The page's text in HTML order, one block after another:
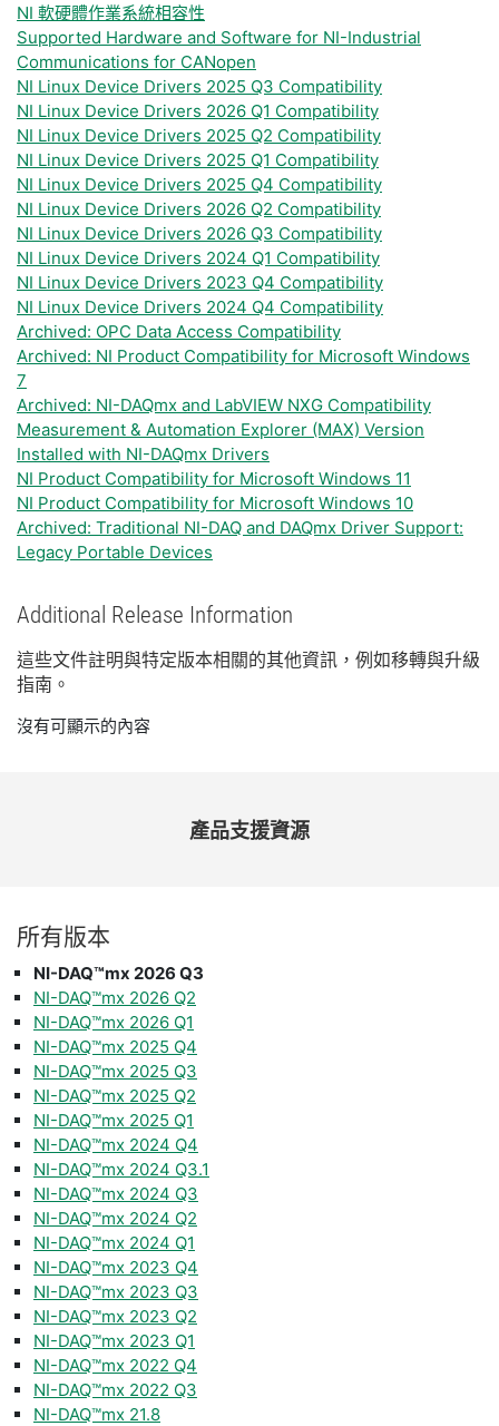
NI 軟硬體作業系統相容性
Supported Hardware and Software for NI-Industrial
Communications for CANopen
NI Linux Device Drivers 2025 Q3 Compatibility
NI Linux Device Drivers 2026 Q1 Compatibility
NI Linux Device Drivers 2025 Q2 Compatibility
NI Linux Device Drivers 2025 Q1 Compatibility
NI Linux Device Drivers 2025 Q4 Compatibility
NI Linux Device Drivers 2026 Q2 Compatibility
NI Linux Device Drivers 2026 Q3 Compatibility
NI Linux Device Drivers 2024 Q1 Compatibility
NI Linux Device Drivers 2023 Q4 Compatibility
NI Linux Device Drivers 2024 Q4 Compatibility
Archived: OPC Data Access Compatibility
Archived: NI Product Compatibility for Microsoft Windows
7
Archived: NI-DAQmx and LabVIEW NXG Compatibility
Measurement & Automation Explorer (MAX) Version
Installed with NI-DAQmx Drivers
NI Product Compatibility for Microsoft Windows 11
NI Product Compatibility for Microsoft Windows 10
Archived: Traditional NI-DAQ and DAQmx Driver Support:
Legacy Portable Devices
Additional Release Information
這些文件註明與特定版本相關的其他資訊， 例如移轉與升級
指南。
沒有可顯示的內容
產品支援資源
所有版本
NI-DAQ™mx 2026 Q3
NI-DAQ™mx 2026 Q2
NI-DAQ™mx 2026 Q1
NI-DAQ™mx 2025 Q4
NI-DAQ™mx 2025 Q3
NI-DAQ™mx 2025 Q2
NI-DAQ™mx 2025 Q1
NI-DAQ™mx 2024 Q4
NI-DAQ™mx 2024 Q3.1
NI-DAQ™mx 2024 Q3
NI-DAQ™mx 2024 Q2
NI-DAQ™mx 2024 Q1
NI-DAQ™mx 2023 Q4
NI-DAQ™mx 2023 Q3
NI-DAQ™mx 2023 Q2
NI-DAQ™mx 2023 Q1
NI-DAQ™mx 2022 Q4
NI-DAQ™mx 2022 Q3
NI-DAQ™mx 21.8